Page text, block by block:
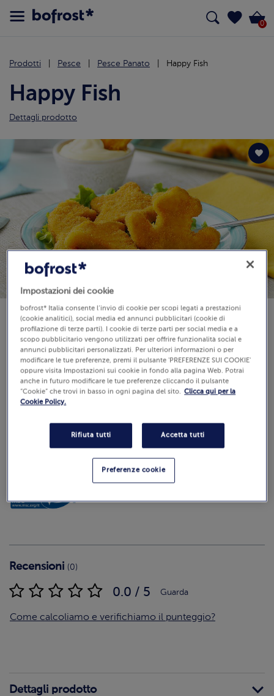
0
Prodotti Pesce Pesce Panato Happy Fish
Happy Fish
Dettagli prodotto
Disponibilità
€ 9,99
Pezzi: 15-18
540 g (Prezzo al Kg 18.50 €)
Aggiungi al carrello
Recensioni (0)
0.0 / 5 Guarda
Come calcoliamo e verifichiamo il punteggio?
Dettagli prodotto
Impostazioni dei cookie
bofrost* Italia consente l’invio di cookie per scopi legati a prestazioni
(cookie analitici), social media ed annunci pubblicitari (cookie di
profilazione di terze parti). I cookie di terze parti per social media e a
scopo pubblicitario vengono utilizzati per offrire funzionalità social e
annunci pubblicitari personalizzati. Per ulteriori informazioni o per
modificare le tue preferenze, premi il pulsante 'PREFERENZE SUI COOKIE'
oppure visita Impostazioni sui cookie in fondo alla pagina Web. Potrai
anche in futuro modificare le tue preferenze cliccando il pulsante
“Cookie” che trovi in basso in ogni pagina del sito. Clicca qui per la
Cookie Policy.
Rifiuta tutti Accetta tutti
Preferenze cookie